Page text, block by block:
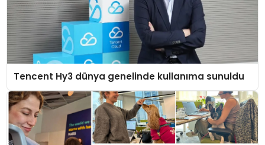
Tencent Hy3 dünya genelinde kullanıma sunuldu